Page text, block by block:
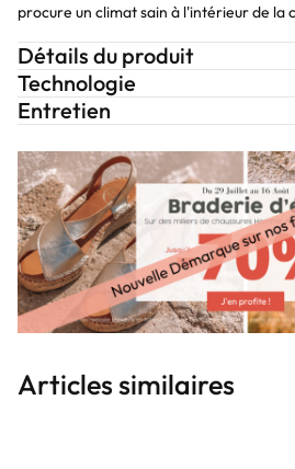
procure un climat sain à l'intérieur de la
Détails du produit
Technologie
Entretien
Articles similaires